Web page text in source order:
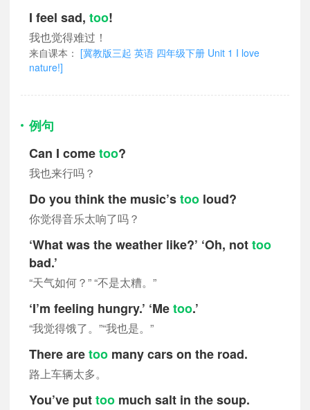
I feel sad, too!
我也觉得难过！
来自课本： [冀教版三起 英语 四年级下册 Unit 1 I love
nature!]
例句
Can I cometoo?
我也来行吗？
Do you think the music’stoo loud?
你觉得音乐太响了吗？
‘What was the weather like?’ ‘Oh, nottoo
bad.’
“天气如何？” “不是太糟。”
‘I’m feeling hungry.’ ‘Metoo.’
“我觉得饿了。”“我也是。”
There aretoo many cars on the road.
路上车辆太多。
You’ve puttoo much salt in the soup.